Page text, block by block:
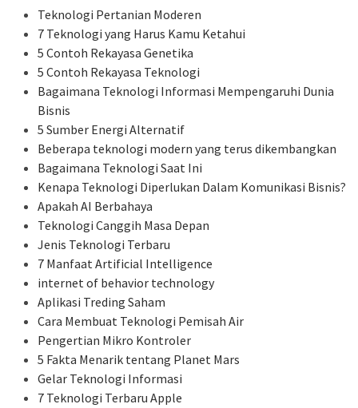
Teknologi Pertanian Moderen
7 Teknologi yang Harus Kamu Ketahui
5 Contoh Rekayasa Genetika
5 Contoh Rekayasa Teknologi
Bagaimana Teknologi Informasi Mempengaruhi Dunia
Bisnis
5 Sumber Energi Alternatif
Beberapa teknologi modern yang terus dikembangkan
Bagaimana Teknologi Saat Ini
Kenapa Teknologi Diperlukan Dalam Komunikasi Bisnis?
Apakah AI Berbahaya
Teknologi Canggih Masa Depan
Jenis Teknologi Terbaru
7 Manfaat Artificial Intelligence
internet of behavior technology
Aplikasi Treding Saham
Cara Membuat Teknologi Pemisah Air
Pengertian Mikro Kontroler
5 Fakta Menarik tentang Planet Mars
Gelar Teknologi Informasi
7 Teknologi Terbaru Apple